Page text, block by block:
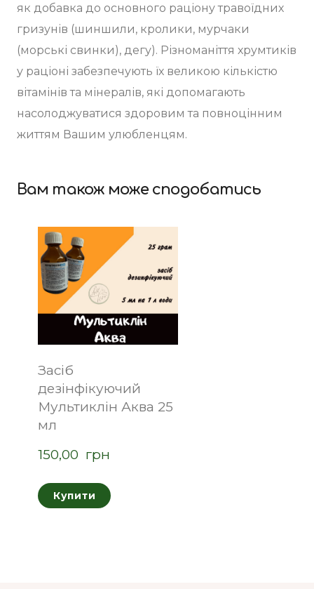
як добавка до основного раціону травоїдних
гризунів (шиншили, кролики, мурчаки
(морські свинки), дегу). Різноманіття хрумтиків
у раціоні забезпечують їх великою кількістю
вітамінів та мінералів, які допомагають
насолоджуватися здоровим та повноцінним
життям Вашим улюбленцям.
Вам також може сподобатись
Засіб
дезінфікуючий
Мультиклін Аква 25
мл
150,00  грн
Купити